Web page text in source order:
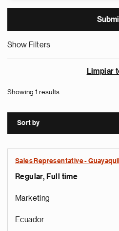
Show Filters
Limpiar
Showing 1 results
Sort by
Sales Representative -
Regular, Full time
Marketing
Ecuador